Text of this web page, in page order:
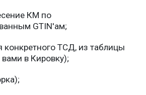
КМ по
GTIN'ам;
конкретного ТСД, из таблицы
в Кировку);